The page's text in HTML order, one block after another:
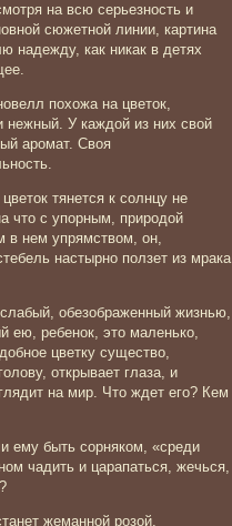
на всю серьезность и
сюжетной линии, картина
надежду, как никак в детях
похожа на цветок,
нежный. У каждой из них свой
аромат. Своя
тянется к солнцу не
что с упорным, природой
в нем упрямством, он,
настырно ползет из мрака
обезображенный жизнью,
ею, ребенок, это маленько,
цветку существо,
открывает глаза, и
на мир. Что ждет его? Кем
ему быть сорняком, «среди
чадить и царапаться, жечься,
жеманной розой.